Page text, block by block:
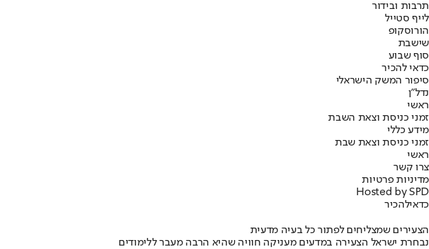
תרבות ובידור
לייף סטייל
הורוסקופ
שישבת
סוף שבוע
כדאי להכיר
סיפור המשק הישראלי
נדל"ן
ראשי
זמני כניסת וצאת השבת
מידע כללי
זמני כניסת וצאת שבת
ראשי
צרו קשר
מדיניות פרטיות
Hosted by SPD
כדאילהכיר
הצעירים שמצליחים לפתור כל בעיה מדעית
נבחרת ישראל הצעירה במדעים מעניקה חוויה שהיא הרבה מעבר ללימודים